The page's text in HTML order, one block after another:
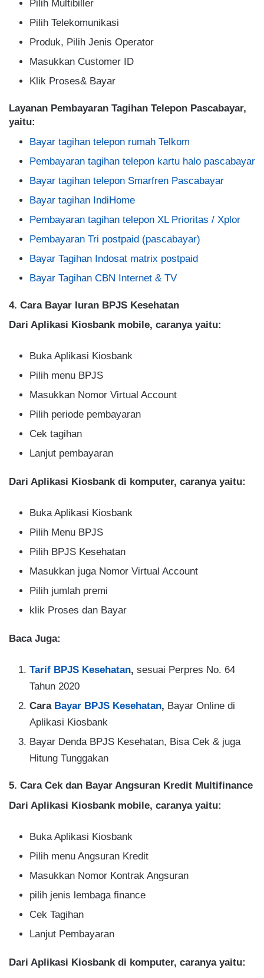
Pilih Multibiller
Pilih Telekomunikasi
Produk, Pilih Jenis Operator
Masukkan Customer ID
Klik Proses& Bayar
Layanan Pembayaran Tagihan Telepon Pascabayar,
yaitu:
Bayar tagihan telepon rumah Telkom
Pembayaran tagihan telepon kartu halo pascabayar
Bayar tagihan telepon Smarfren Pascabayar
Bayar tagihan IndiHome
Pembayaran tagihan telepon XL Prioritas / Xplor
Pembayaran Tri postpaid (pascabayar)
Bayar Tagihan Indosat matrix postpaid
Bayar Tagihan CBN Internet & TV
4. Cara Bayar Iuran BPJS Kesehatan
Dari Aplikasi Kiosbank mobile, caranya yaitu:
Buka Aplikasi Kiosbank
Pilih menu BPJS
Masukkan Nomor Virtual Account
Pilih periode pembayaran
Cek tagihan
Lanjut pembayaran
Dari Aplikasi Kiosbank di komputer, caranya yaitu:
Buka Aplikasi Kiosbank
Pilih Menu BPJS
Pilih BPJS Kesehatan
Masukkan juga Nomor Virtual Account
Pilih jumlah premi
klik Proses dan Bayar
Baca Juga:
Tarif BPJS Kesehatan, sesuai Perpres No. 64
Tahun 2020
Cara Bayar BPJS Kesehatan, Bayar Online di
Aplikasi Kiosbank
Bayar Denda BPJS Kesehatan, Bisa Cek & juga
Hitung Tunggakan
5. Cara Cek dan Bayar Angsuran Kredit Multifinance
Dari Aplikasi Kiosbank mobile, caranya yaitu:
Buka Aplikasi Kiosbank
Pilih menu Angsuran Kredit
Masukkan Nomor Kontrak Angsuran
pilih jenis lembaga finance
Cek Tagihan
Lanjut Pembayaran
Dari Aplikasi Kiosbank di komputer, caranya yaitu: